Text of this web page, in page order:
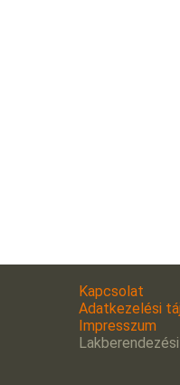
Kapcsolat
Adatkezelési
Impresszum